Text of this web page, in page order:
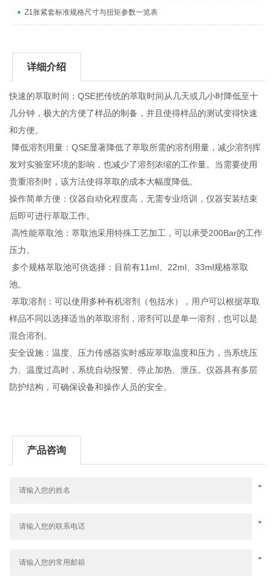
Z1胀紧套标准规格尺寸与扭矩参数一览表
详细介绍
快速的萃取时间：QSE把传统的萃取时间从几天或几小时降低至十
几分钟，极大的方便了样品的制备，并且使得样品的测试变得快速
和方便。
降低溶剂用量：QSE显著降低了萃取所需的溶剂用量，减少溶剂挥
发对实验室环境的影响，也减少了溶剂浓缩的工作量。当需要使用
贵重溶剂时，该方法使得萃取的成本大幅度降低。
操作简单方便：仪器自动化程度高，无需专业培训，仪器安装结束
后即可进行萃取工作。
高性能萃取池：萃取池采用特殊工艺加工，可以承受200Bar的工作
压力。
多个规格萃取池可供选择：目前有11ml、22ml、33ml规格萃取
池。
萃取溶剂：可以使用多种有机溶剂（包括水），用户可以根据萃取
样品不同以选择适当的萃取溶剂，溶剂可以是单一溶剂，也可以是
混合溶剂。
安全设施：温度、压力传感器实时感应萃取温度和压力，当系统压
力、温度过高时，系统自动报警、停止加热、泄压。仪器具有多层
防护结构，可确保设备和操作人员的安全。
产品咨询